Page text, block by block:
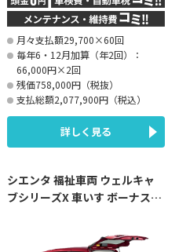
月々支払額29,700×60回
毎年6・12月加算（年2回）：
66,000円×2回
残価758,000円（税抜）
支払総額2,077,900円（税込）
詳しく見る
シエンタ 福祉車両 ウェルキャ
ブシリーズX 車いす ボーナス払